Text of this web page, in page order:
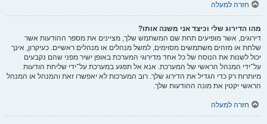
חזרה למעלה
מהו הדירוג שלי וכיצד אני משנה אותו?
דירוגים, אשר מופיעים תחת שם המשתמש שלך, מציינים את מספר ההודעות אשר
שלחת או מזהים משתמשים מסוימים, למשל מנהלים או מנהלים ראשיים. כעיקרון, אינך
יכול לשנות את הנוסח של כל אחד מדירוגי המערכת באופן ישיר מפני שהם נקבעים
על־ידי המנהל הראשי של המערכת. אנא אל תפגע במערכת על־ידי שליחת הודעות
מיותרות רק כדי הגדיל את הדירוג שלך. רוב המערכות לא יאפשרו זאת והמנהל או המנהל
הראשי יקטין את מונה ההודעות שלך.
חזרה למעלה